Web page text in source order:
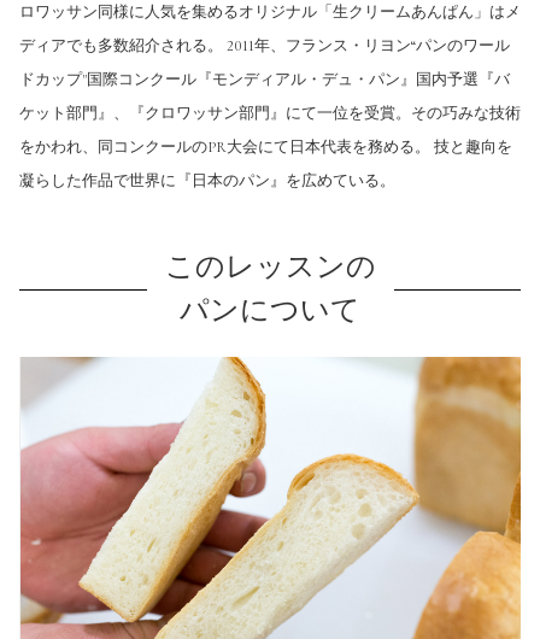
ロワッサン同様に人気を集めるオリジナル「生クリームあんぱん」はメ
ディアでも多数紹介される。 2011年、フランス・リヨン“パンのワール
ドカップ"国際コンクール『モンディアル・デュ・パン』国内予選『バ
ケット部門』、『クロワッサン部門』にて一位を受賞。その巧みな技術
をかわれ、同コンクールのPR大会にて日本代表を務める。 技と趣向を
凝らした作品で世界に『日本のパン』を広めている。
このレッスンの
パンについて